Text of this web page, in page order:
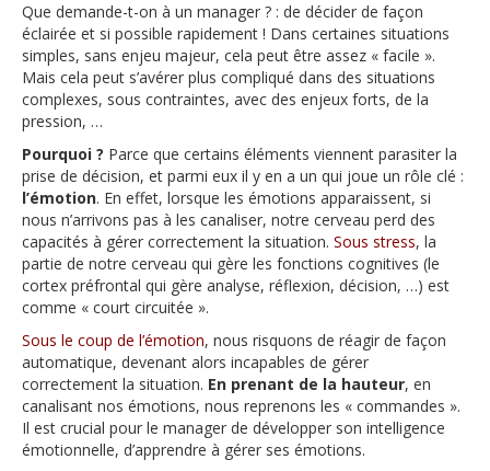
Que demande-t-on à un manager ? : de décider de façon
éclairée et si possible rapidement ! Dans certaines situations
simples, sans enjeu majeur, cela peut être assez « facile ».
Mais cela peut s’avérer plus compliqué dans des situations
complexes, sous contraintes, avec des enjeux forts, de la
pression, …
Pourquoi ? Parce que certains éléments viennent parasiter la
prise de décision, et parmi eux il y en a un qui joue un rôle clé :
l’émotion. En effet, lorsque les émotions apparaissent, si
nous n’arrivons pas à les canaliser, notre cerveau perd des
capacités à gérer correctement la situation. Sous stress, la
partie de notre cerveau qui gère les fonctions cognitives (le
cortex préfrontal qui gère analyse, réflexion, décision, …) est
comme « court circuitée ».
Sous le coup de l’émotion, nous risquons de réagir de façon
automatique, devenant alors incapables de gérer
correctement la situation. En prenant de la hauteur, en
canalisant nos émotions, nous reprenons les « commandes ».
Il est crucial pour le manager de développer son intelligence
émotionnelle, d’apprendre à gérer ses émotions.